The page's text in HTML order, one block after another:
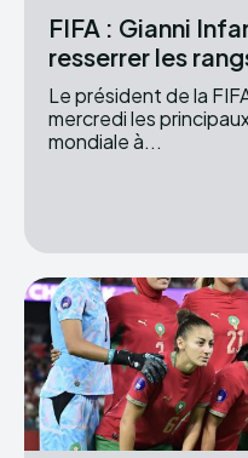
FIFA : Gianni
resserrer les
Le président de la
mercredi les
mondiale à...